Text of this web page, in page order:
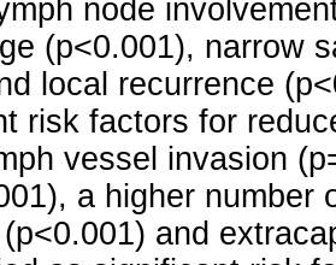
node
(p<0.001), narrow
local recurrence
risk factors for
vessel invasion
a higher number
and